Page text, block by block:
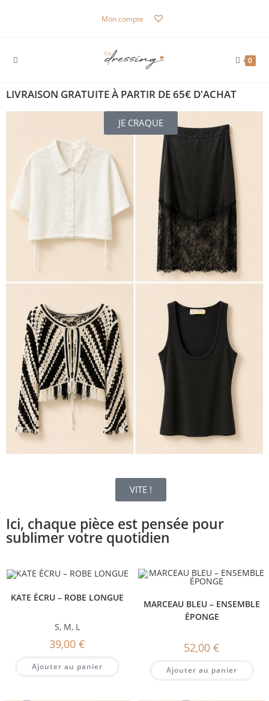
Mon compte
0
LIVRAISON GRATUITE À PARTIR DE 65€ D'ACHAT
JE CRAQUE
VITE !
Ici, chaque pièce est pensée pour
sublimer votre quotidien
KATE ÉCRU – ROBE LONGUE
S, M, L
39,00 €
Ajouter au panier
MARCEAU BLEU – ENSEMBLE
ÉPONGE
52,00 €
Ajouter au panier